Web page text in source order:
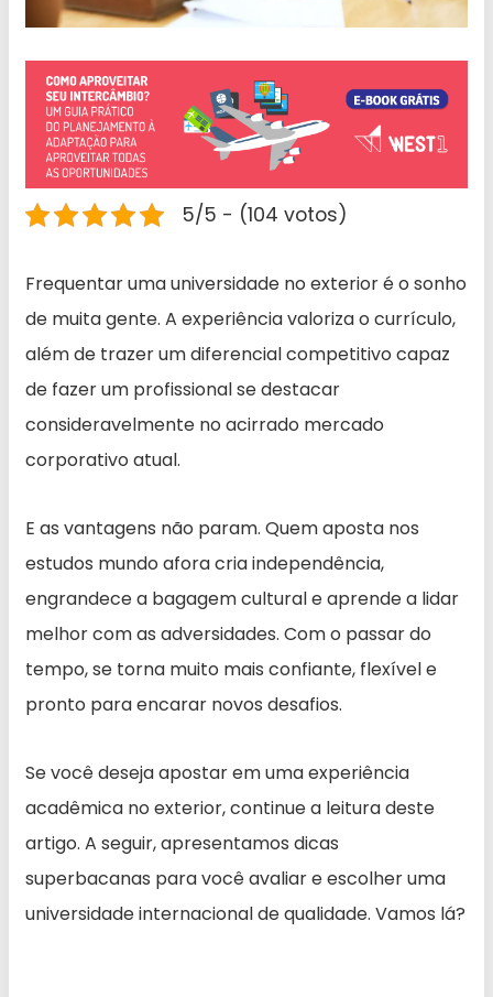
5/5 - (104 votos)
Frequentar uma universidade no exterior é o sonho
de muita gente. A experiência valoriza o currículo,
além de trazer um diferencial competitivo capaz
de fazer um profissional se destacar
consideravelmente no acirrado mercado
corporativo atual.
E as vantagens não param. Quem aposta nos
estudos mundo afora cria independência,
engrandece a bagagem cultural e aprende a lidar
melhor com as adversidades. Com o passar do
tempo, se torna muito mais confiante, flexível e
pronto para encarar novos desafios.
Se você deseja apostar em uma experiência
acadêmica no exterior, continue a leitura deste
artigo. A seguir, apresentamos dicas
superbacanas para você avaliar e escolher uma
universidade internacional de qualidade. Vamos lá?